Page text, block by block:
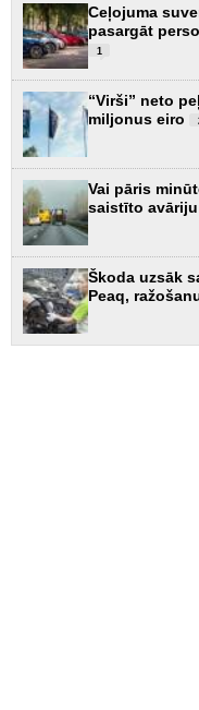
Ceļojuma
pasargāt
1
“Virši” neto
miljonus eiro
Vai pāris
saistīto
Škoda uzsāk
Peaq,